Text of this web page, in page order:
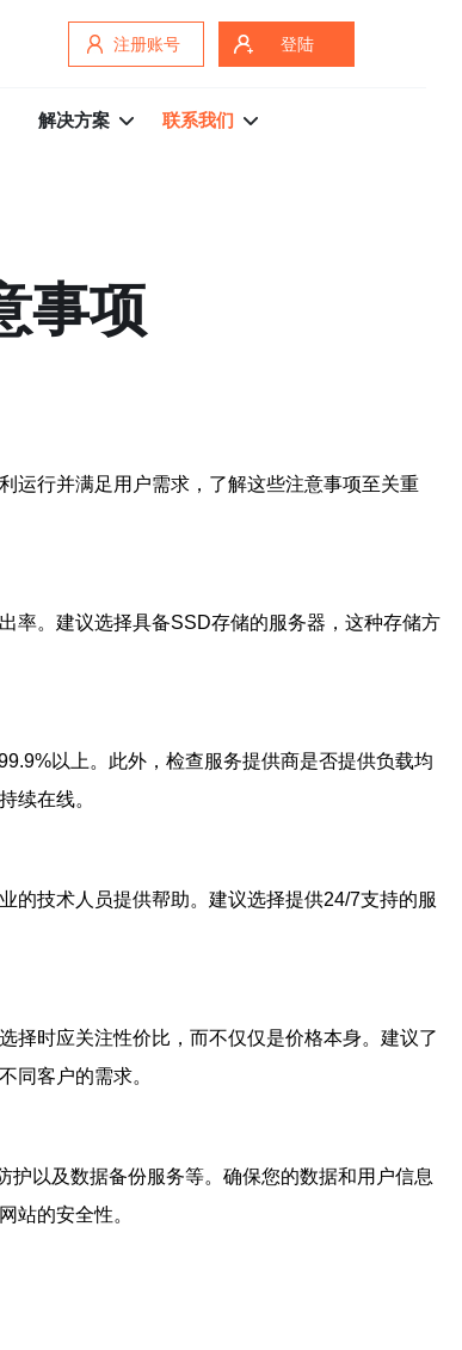
注册账号 登陆
解决方案 联系我们
事项
运行并满足用户需求，了解这些注意事项至关重
率。建议选择具备SSD存储的服务器，这种存储方
以上。此外，检查服务提供商是否提供负载均
续在线。
的技术人员提供帮助。建议选择提供24/7支持的服
择时应关注性价比，而不仅仅是价格本身。建议了
同客户的需求。
以及数据备份服务等。确保您的数据和用户信息
站的安全性。